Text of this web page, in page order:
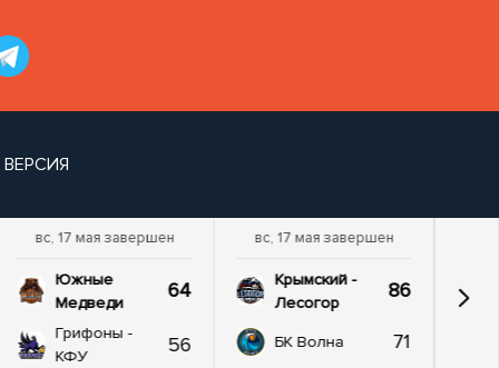
вс, 17 мая завершен
Южные
Медведи
64
Грифоны -
КФУ
56
вс, 17 мая завершен
Крымский -
Лесогор
86
БК Волна 71